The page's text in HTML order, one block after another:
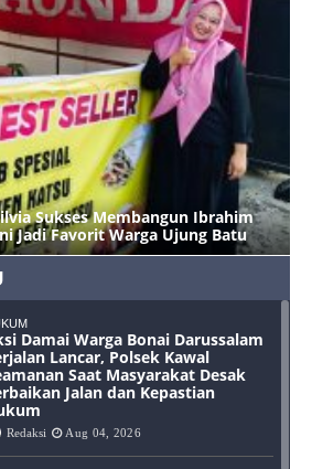
Sukses Membangun Ibrahim
Jadi Favorit Warga Ujung Batu
Damai Warga Bonai Darussalam
Lancar, Polsek Kawal
Saat Masyarakat Desak
Jalan dan Kepastian
Redaksi Aug 04, 2026